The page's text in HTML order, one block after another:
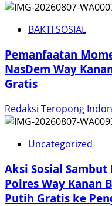
BAKTI SOSIAL
Pemanfaatan
NasDem Way
Gratis
Redaksi Teropong
Uncategorized
Aksi Sosial Sambut
Polres Way Kanan
Putih Gratis ke